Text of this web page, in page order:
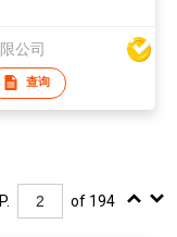
公司
查询
P. of 194